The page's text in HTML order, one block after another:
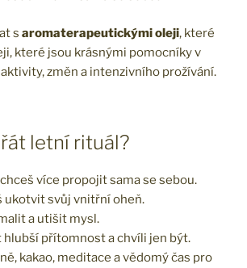
s aromaterapeutickými oleji, které
které jsou krásnými pomocníky v
změn a intenzivního prožívání.
letní rituál?
více propojit sama se sebou.
ukotvit svůj vnitřní oheň.
a utišit mysl.
hlubší přítomnost a chvíli jen být.
kakao, meditace a vědomý čas pro